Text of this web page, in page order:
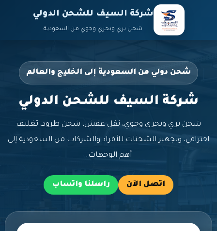
شركة السيف للشحن الدولي
شحن بري وبحري وجوي من السعودية
شحن دولي من السعودية إلى الخليج والعالم
شركة السيف للشحن الدولي
شحن بري وبحري وجوي، نقل عفش، شحن طرود، تغليف
احترافي، وتجهيز الشحنات للأفراد والشركات من السعودية إلى
أهم الوجهات.
اتصل الآن راسلنا واتساب